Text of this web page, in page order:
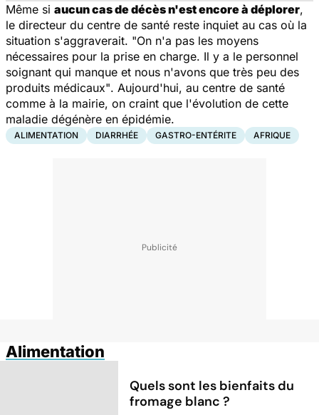
Même si aucun cas de décès n'est encore à déplorer,
le directeur du centre de santé reste inquiet au cas où la
situation s'aggraverait. "On n'a pas les moyens
nécessaires pour la prise en charge. Il y a le personnel
soignant qui manque et nous n'avons que très peu des
produits médicaux". Aujourd'hui, au centre de santé
comme à la mairie, on craint que l'évolution de cette
maladie dégénère en épidémie.
ALIMENTATION DIARRHÉE GASTRO-ENTÉRITE AFRIQUE
Alimentation
Quels sont les bienfaits du
fromage blanc ?